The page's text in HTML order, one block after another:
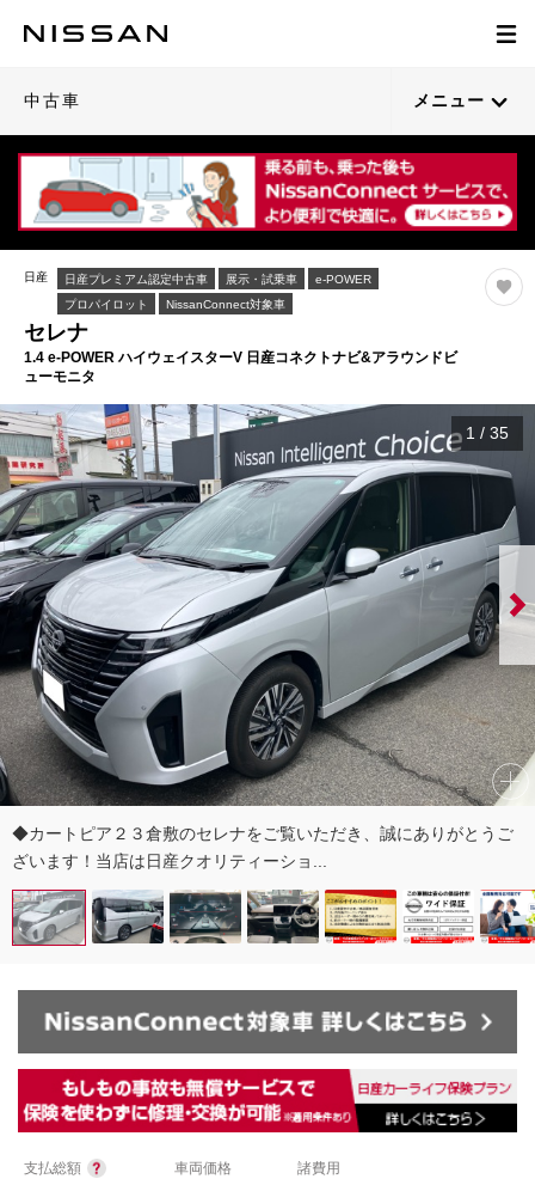
中古車 メニュー
日産 日産プレミアム認定中古車 展示・試乗車
e-POWER
プロパイロット
NissanConnect対象車
セレナ
1.4 e-POWER ハイウェイスターV 日産コネクトナビ&アラウンドビ
ューモニタ
1 / 35
◆カートピア２３倉敷のセレナをご覧いただき、誠にありがとうご
ざいます！当店は日産クオリティーショ...
支払総額 車両価格 諸費用